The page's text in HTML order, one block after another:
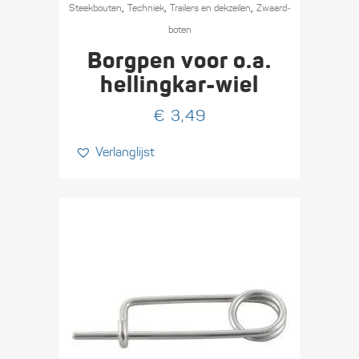
Steekbouten, Techniek, Trailers en dekzeilen, Zwaard­
boten
Borgpen voor o.a.
hellingkar-wiel
€ 3,49
Verlanglijst